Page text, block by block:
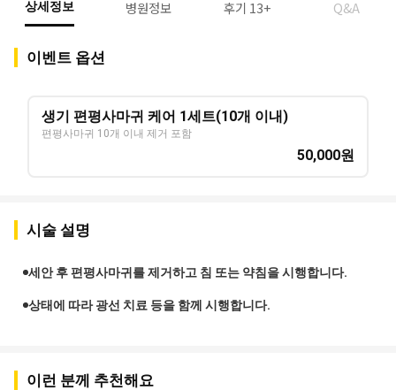
상세정보 병원정보 후기 13+ Q&A
이벤트 옵션
생기 편평사마귀 케어 1세트(10개 이내)
편평사마귀 10개 이내 제거 포함
50,000원
시술 설명
세안 후 편평사마귀를 제거하고 침 또는 약침을 시행합니다.
상태에 따라 광선 치료 등을 함께 시행합니다.
이런 분께 추천해요